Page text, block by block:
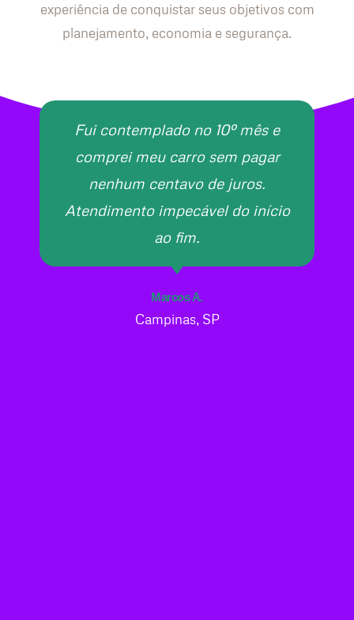
experiência de conquistar seus objetivos com
planejamento, economia e segurança.
Fui contemplado no 10º mês e
comprei meu carro sem pagar
nenhum centavo de juros.
Atendimento impecável do início
ao fim.
Marcos A.
Campinas, SP